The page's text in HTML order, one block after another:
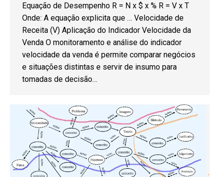
Equação de Desempenho R = N x $ x % R = V x T
Onde: A equação explicita que … Velocidade de
Receita (V) Aplicação do Indicador Velocidade da
Venda O monitoramento e análise do indicador
velocidade da venda é permite comparar negócios
e situações distintas e servir de insumo para
tomadas de decisão…